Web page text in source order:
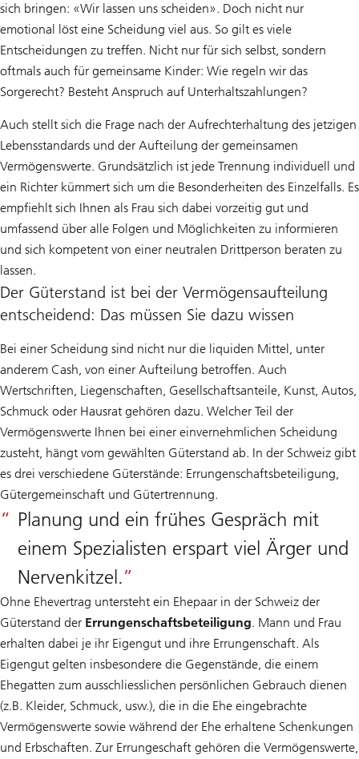
sich bringen: «Wir lassen uns scheiden». Doch nicht nur
emotional löst eine Scheidung viel aus. So gilt es viele
Entscheidungen zu treffen. Nicht nur für sich selbst, sondern
oftmals auch für gemeinsame Kinder: Wie regeln wir das
Sorgerecht? Besteht Anspruch auf Unterhaltszahlungen?
Auch stellt sich die Frage nach der Aufrechterhaltung des jetzigen
Lebensstandards und der Aufteilung der gemeinsamen
Vermögenswerte. Grundsätzlich ist jede Trennung individuell und
ein Richter kümmert sich um die Besonderheiten des Einzelfalls. Es
empfiehlt sich Ihnen als Frau sich dabei vorzeitig gut und
umfassend über alle Folgen und Möglichkeiten zu informieren
und sich kompetent von einer neutralen Drittperson beraten zu
lassen.
Der Güterstand ist bei der Vermögensaufteilung
entscheidend: Das müssen Sie dazu wissen
Bei einer Scheidung sind nicht nur die liquiden Mittel, unter
anderem Cash, von einer Aufteilung betroffen. Auch
Wertschriften, Liegenschaften, Gesellschaftsanteile, Kunst, Autos,
Schmuck oder Hausrat gehören dazu. Welcher Teil der
Vermögenswerte Ihnen bei einer einvernehmlichen Scheidung
zusteht, hängt vom gewählten Güterstand ab. In der Schweiz gibt
es drei verschiedene Güterstände: Errungenschaftsbeteiligung,
Gütergemeinschaft und Gütertrennung.
Planung und ein frühes Gespräch mit
einem Spezialisten erspart viel Ärger und
Nervenkitzel.
Ohne Ehevertrag untersteht ein Ehepaar in der Schweiz der
Güterstand der Errungenschaftsbeteiligung. Mann und Frau
erhalten dabei je ihr Eigengut und ihre Errungenschaft. Als
Eigengut gelten insbesondere die Gegenstände, die einem
Ehegatten zum ausschliesslichen persönlichen Gebrauch dienen
(z.B. Kleider, Schmuck, usw.), die in die Ehe eingebrachte
Vermögenswerte sowie während der Ehe erhaltene Schenkungen
und Erbschaften. Zur Errungeschaft gehören die Vermögenswerte,